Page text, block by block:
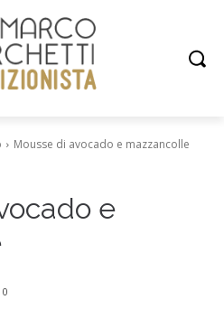
Mousse di avocado e mazzancolle
e
0